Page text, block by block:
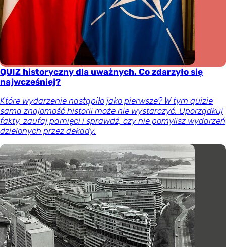
QUIZ historyczny dla uważnych. Co zdarzyło się
najwcześniej?
Które wydarzenie nastąpiło jako pierwsze? W tym quizie
sama znajomość historii może nie wystarczyć. Uporządkuj
fakty, zaufaj pamięci i sprawdź, czy nie pomylisz wydarzeń
dzielonych przez dekady.